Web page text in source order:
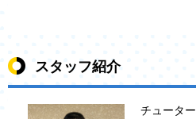
スタッフ紹介
チューター